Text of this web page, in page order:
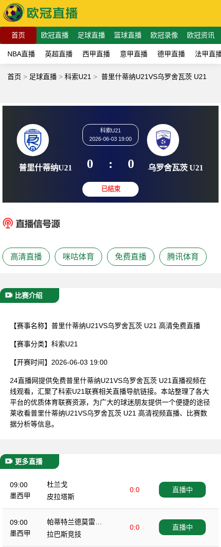
首页 欧冠直播 足球直播 篮球直播 欧冠录像 欧冠资讯
NBA直播 英超直播 西甲直播 意甲直播 德甲直播 法甲直
首页 > 足球直播 > 科索U21 > 普里什蒂纳U21VS乌罗舍瓦茨 U21
普里什蒂纳U21
科索U21
2026-06-03 19:00
0 : 0 乌罗舍瓦
高清直播 咪咕体育 免费直播 腾讯体育
比赛介绍
【赛事名称】 普里什蒂纳U21VS乌罗舍瓦茨 U21 高清免费直播
【赛事分类】 科索U21
【开赛时间】 2026-06-03 19:00
24直播网提供免费普里什蒂纳U21VS乌罗舍瓦茨 U21直播视频在
线观看，汇聚了科索U21联赛相关直播导航链接。本站整理了各大
平台的优质体育联赛资源，为广大的球迷朋友提供一个便捷的途径
莱收看普里什蒂纳U21VS乌罗舍瓦茨 U21 高清视频直播、比赛数
据分析等信息。
更多直播
09:00
墨西甲
杜兰戈
0:0
皮拉塔斯
直播中
09:00
墨西甲
帕蒂特兰德莫雷洛
斯
0:0
拉巴斯竞技
直播中